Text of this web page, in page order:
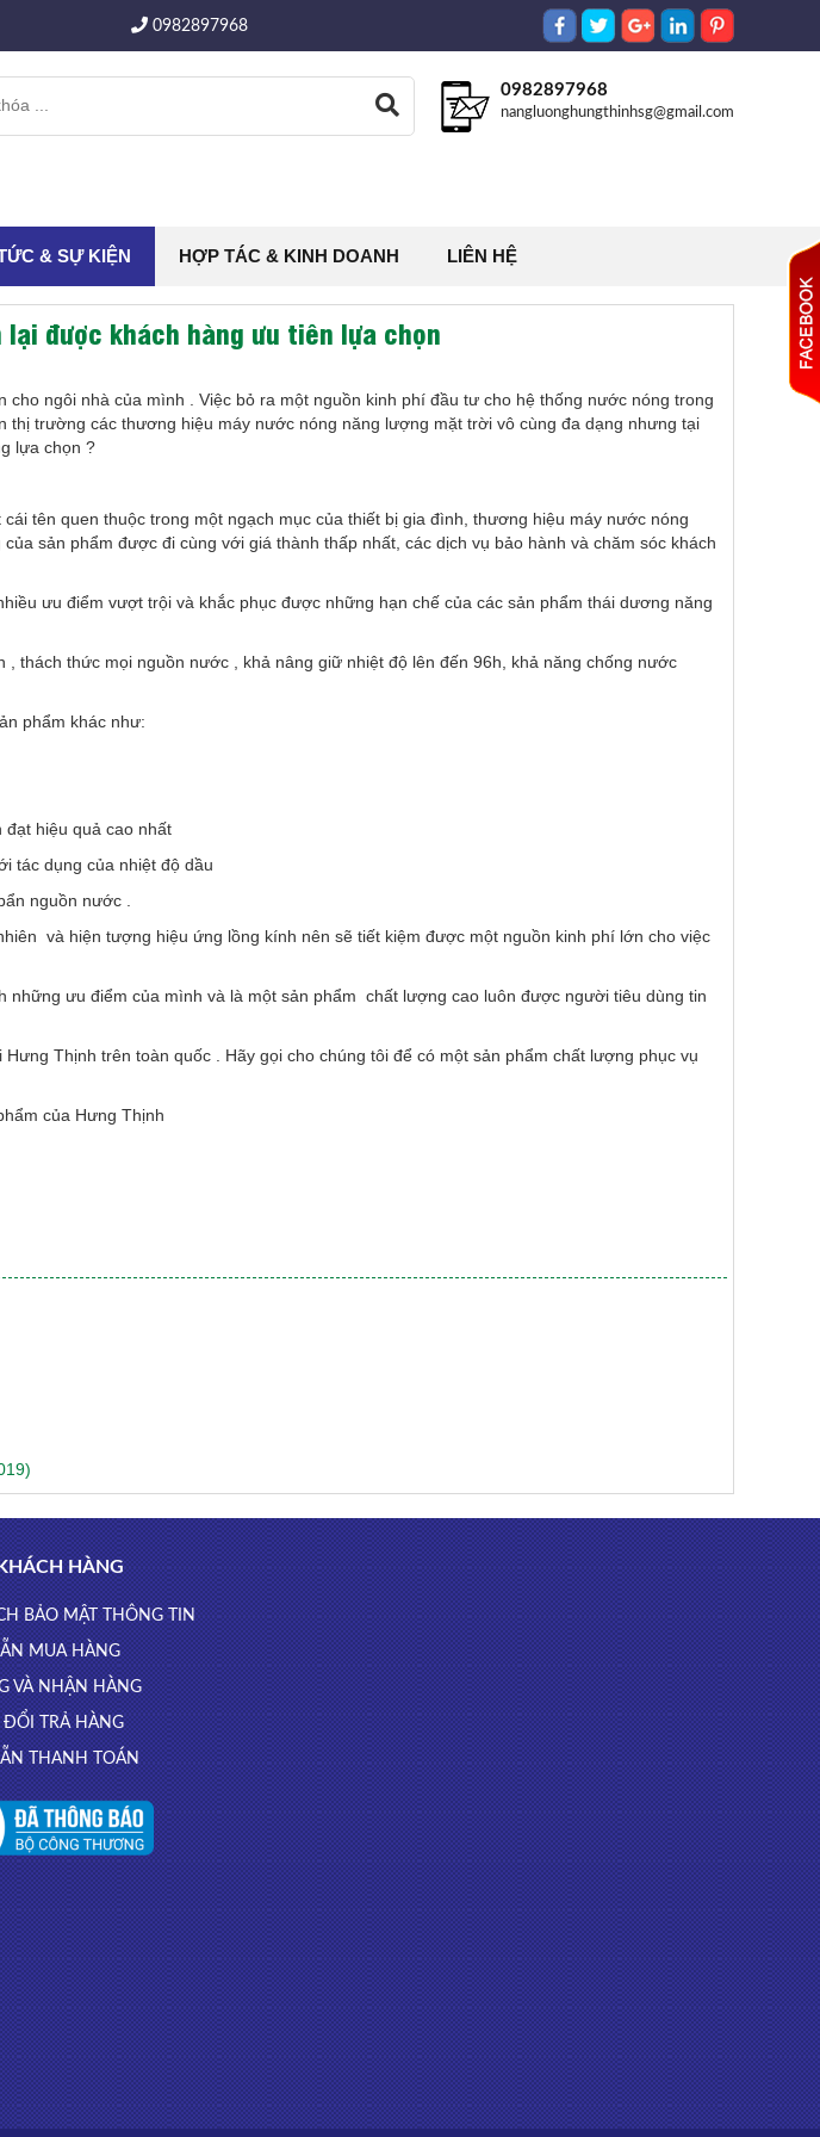
0982897968
0982897968
nangluonghungthinhsg@gmail.com
& SỰ KIỆN HỢP TÁC & KINH DOANH LIÊN HỆ
được khách hàng ưu tiên lựa chọn
ngôi nhà của mình . Việc bỏ ra một nguồn kinh phí đầu tư cho hệ thống nước nóng trong
trường các thương hiệu máy nước nóng năng lượng mặt trời vô cùng đa dạng nhưng tại
lựa chọn ?
tên quen thuộc trong một ngạch mục của thiết bị gia đình, thương hiệu máy nước nóng
sản phẩm được đi cùng với giá thành thấp nhất, các dịch vụ bảo hành và chăm sóc khách
ưu điểm vượt trội và khắc phục được những hạn chế của các sản phẩm thái dương năng
thách thức mọi nguồn nước , khả nâng giữ nhiệt độ lên đến 96h, khả năng chống nước
phẩm khác như:
hiệu quả cao nhất
tác dụng của nhiệt độ dầu
nguồn nước .
và hiện tượng hiệu ứng lồng kính nên sẽ tiết kiệm được một nguồn kinh phí lớn cho việc
ưu điểm của mình và là một sản phẩm chất lượng cao luôn được người tiêu dùng tin
Thịnh trên toàn quốc . Hãy gọi cho chúng tôi để có một sản phẩm chất lượng phục vụ
của Hưng Thịnh
HÀNG
BẢO MẬT THÔNG TIN
MUA HÀNG
VÀ NHẬN HÀNG
TRẢ HÀNG
THANH TOÁN